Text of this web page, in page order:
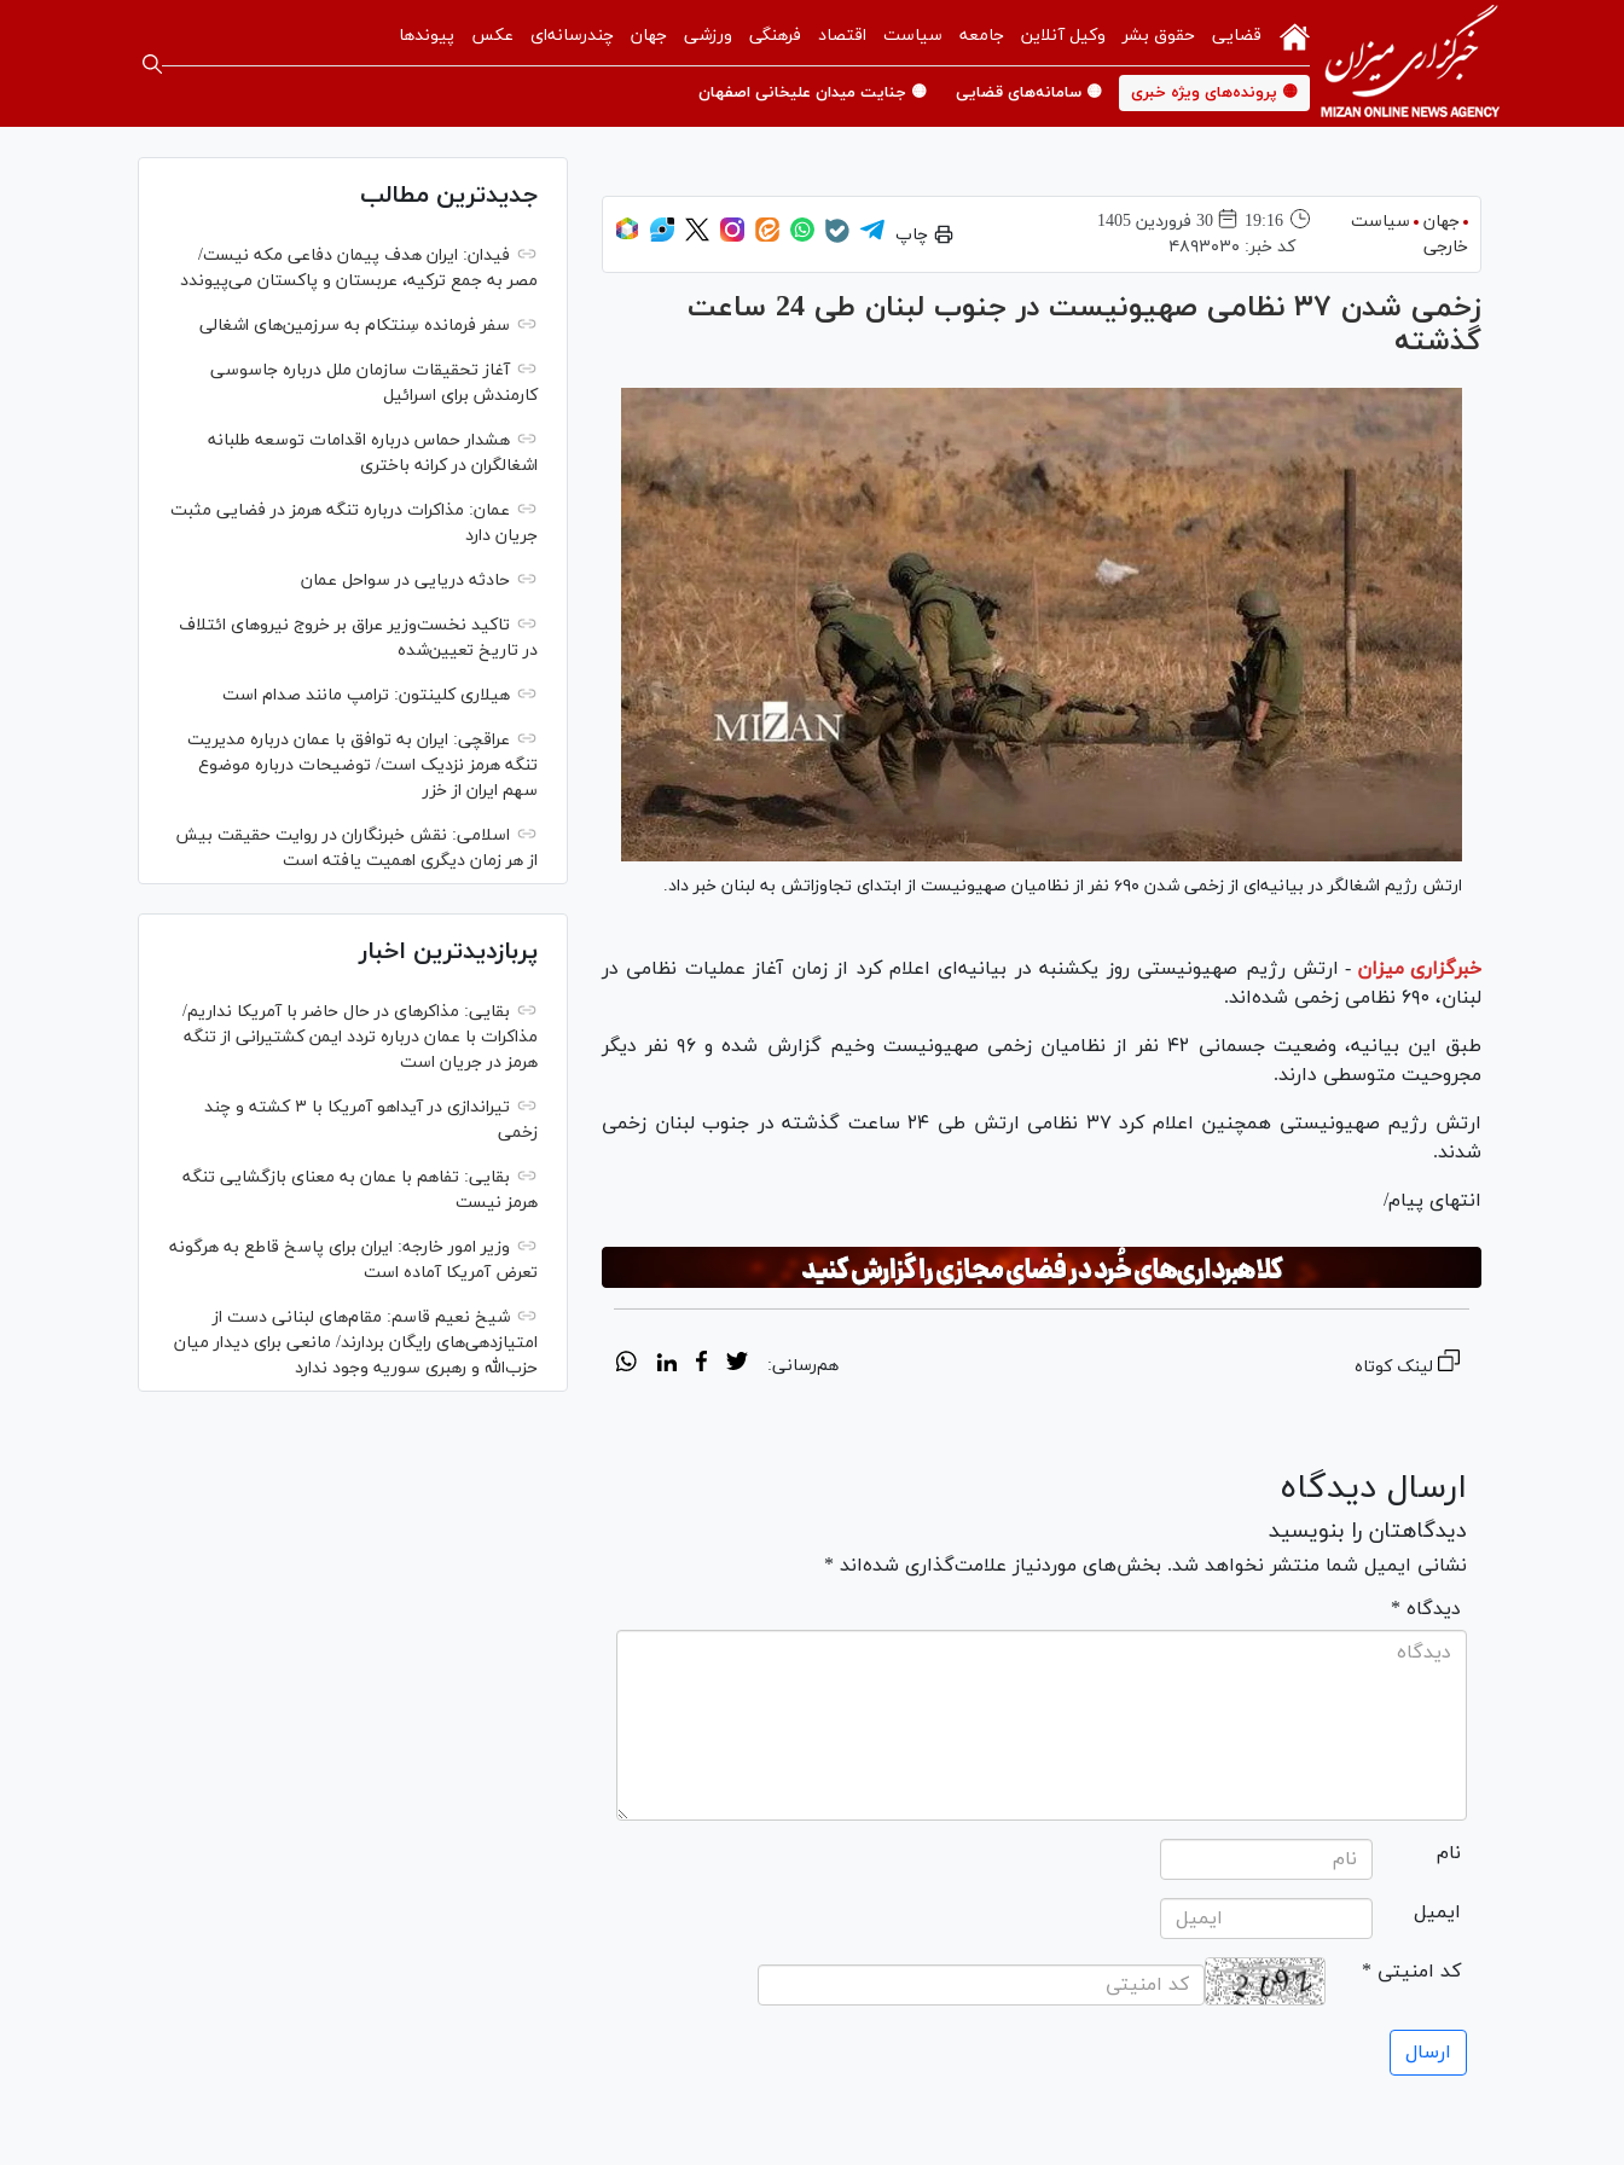
قضایی حقوق بشر وکیل آنلاین جامعه سیاست اقتصاد فرهنگی ورزشی جهان چندرسانه‌ای عکس پیوندها
🟡 پرونده‌های ویژه خبری 🟡 سامانه‌های قضایی 🟡 جنایت میدان علیخانی اصفهان
جهان
سیاست
خارجی
19:16
30 فروردين 1405
کد خبر: ۴۸۹۳۰۳۰
چاپ
زخمی شدن ۳۷ نظامی صهیونیست در جنوب لبنان طی 24 ساعت
گذشته
ارتش رژیم اشغالگر در بیانیه‌ای از زخمی شدن ۶۹۰ نفر از نظامیان صهیونیست از ابتدای تجاوزاتش به لبنان خبر داد.
خبرگزاری میزان - ارتش رژیم صهیونیستی روز یکشنبه در بیانیه‌ای اعلام کرد از زمان آغاز عملیات نظامی در
لبنان، ۶۹۰ نظامی زخمی شده‌اند.
طبق این بیانیه، وضعیت جسمانی ۴۲ نفر از نظامیان زخمی صهیونیست وخیم گزارش شده و ۹۶ نفر دیگر
مجروحیت متوسطی دارند.
ارتش رژیم صهیونیستی همچنین اعلام کرد ۳۷ نظامی ارتش طی ۲۴ ساعت گذشته در جنوب لبنان زخمی
شدند.
انتهای پیام/
لینک کوتاه هم‌رسانی:
ارسال دیدگاه
دیدگاهتان را بنویسید
نشانی ایمیل شما منتشر نخواهد شد. بخش‌های موردنیاز علامت‌گذاری شده‌اند *
* دیدگاه
نام
ایمیل
* کد امنیتی
جدیدترین مطالب
فیدان: ایران هدف پیمان دفاعی مکه نیست/
مصر به جمع ترکیه، عربستان و پاکستان می‌پیوندد
سفر فرمانده سِنتکام به سرزمین‌های اشغالی
آغاز تحقیقات سازمان ملل درباره جاسوسی
کارمندش برای اسرائیل
هشدار حماس درباره اقدامات توسعه طلبانه
اشغالگران در کرانه باختری
عمان: مذاکرات درباره تنگه هرمز در فضایی مثبت
جریان دارد
حادثه دریایی در سواحل عمان
تاکید نخست‌وزیر عراق بر خروج نیروهای ائتلاف
در تاریخ تعیین‌شده
هیلاری کلینتون: ترامپ مانند صدام است
عراقچی: ایران به توافق با عمان درباره مدیریت
تنگه هرمز نزدیک است/ توضیحات درباره موضوع
سهم ایران از خزر
اسلامی: نقش خبرنگاران در روایت حقیقت بیش
از هر زمان دیگری اهمیت یافته است
پربازدیدترین اخبار
بقایی: مذاکره‎ای در حال حاضر با آمریکا نداریم/
مذاکرات با عمان درباره تردد ایمن کشتیرانی از تنگه
هرمز در جریان است
تیراندازی در آیداهو آمریکا با ۳ کشته و چند
زخمی
بقایی: تفاهم با عمان به معنای بازگشایی تنگه
هرمز نیست
وزیر امور خارجه: ایران برای پاسخ قاطع به هرگونه
تعرض آمریکا آماده است
شیخ نعیم قاسم: مقام‌های لبنانی دست از
امتیازدهی‌های رایگان بردارند/ مانعی برای دیدار میان
حزب‌الله و رهبری سوریه وجود ندارد